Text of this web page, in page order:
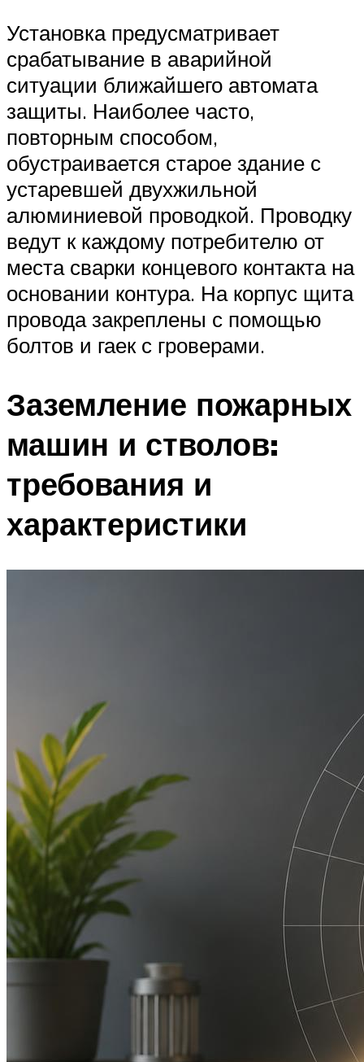
Установка предусматривает
срабатывание в аварийной
ситуации ближайшего автомата
защиты. Наиболее часто,
повторным способом,
обустраивается старое здание с
устаревшей двухжильной
алюминиевой проводкой. Проводку
ведут к каждому потребителю от
места сварки концевого контакта на
основании контура. На корпус щита
провода закреплены с помощью
болтов и гаек с гроверами.
Заземление пожарных
машин и стволов:
требования и
характеристики